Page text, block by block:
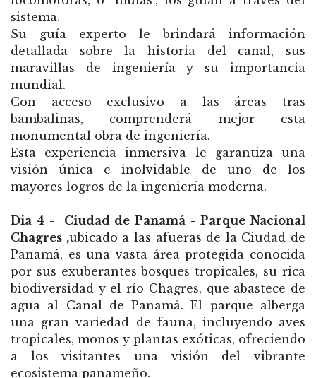
sistema.
Su guía experto le brindará información
detallada sobre la historia del canal, sus
maravillas de ingeniería y su importancia
mundial.
Con acceso exclusivo a las áreas tras
bambalinas, comprenderá mejor esta
monumental obra de ingeniería.
Esta experiencia inmersiva le garantiza una
visión única e inolvidable de uno de los
mayores logros de la ingeniería moderna.
Dia 4 - Ciudad de Panamá - Parque Nacional
Chagres ,ubicado a las afueras de la Ciudad de
Panamá, es una vasta área protegida conocida
por sus exuberantes bosques tropicales, su rica
biodiversidad y el río Chagres, que abastece de
agua al Canal de Panamá. El parque alberga
una gran variedad de fauna, incluyendo aves
tropicales, monos y plantas exóticas, ofreciendo
a los visitantes una visión del vibrante
ecosistema panameño.